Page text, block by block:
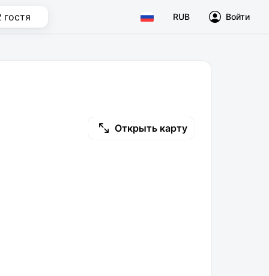
гостя RUB Войти
Открыть карту